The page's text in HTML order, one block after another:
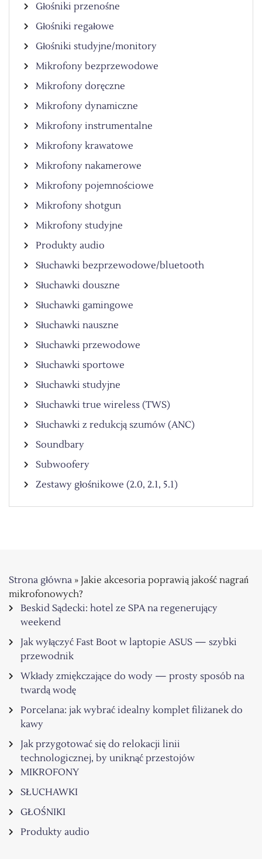
Głośniki przenośne
Głośniki regałowe
Głośniki studyjne/monitory
Mikrofony bezprzewodowe
Mikrofony doręczne
Mikrofony dynamiczne
Mikrofony instrumentalne
Mikrofony krawatowe
Mikrofony nakamerowe
Mikrofony pojemnościowe
Mikrofony shotgun
Mikrofony studyjne
Produkty audio
Słuchawki bezprzewodowe/bluetooth
Słuchawki douszne
Słuchawki gamingowe
Słuchawki nauszne
Słuchawki przewodowe
Słuchawki sportowe
Słuchawki studyjne
Słuchawki true wireless (TWS)
Słuchawki z redukcją szumów (ANC)
Soundbary
Subwoofery
Zestawy głośnikowe (2.0, 2.1, 5.1)
Strona główna » Jakie akcesoria poprawią jakość nagrań
mikrofonowych?
Beskid Sądecki: hotel ze SPA na regenerujący
weekend
Jak wyłączyć Fast Boot w laptopie ASUS — szybki
przewodnik
Wkłady zmiękczające do wody — prosty sposób na
twardą wodę
Porcelana: jak wybrać idealny komplet filiżanek do
kawy
Jak przygotować się do relokacji linii
technologicznej, by uniknąć przestojów
MIKROFONY
SŁUCHAWKI
GŁOŚNIKI
Produkty audio